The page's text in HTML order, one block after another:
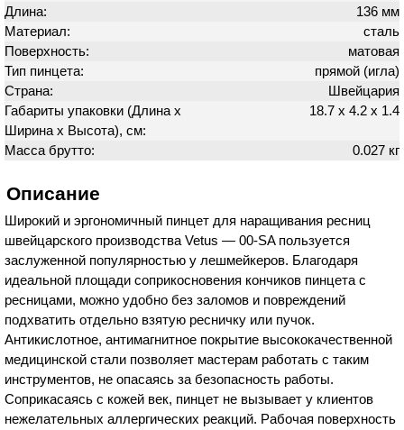
Длина:
136 мм
Материал:
сталь
Поверхность:
матовая
Тип пинцета:
прямой (игла)
Страна:
Швейцария
Габариты упаковки (Длина х
Ширина х Высота), см:
18.7 х 4.2 х 1.4
Масса брутто: 0.027 кг
Описание
Широкий и эргономичный пинцет для наращивания ресниц
швейцарского производства Vetus — 00-SA пользуется
заслуженной популярностью у лешмейкеров. Благодаря
идеальной площади соприкосновения кончиков пинцета с
ресницами, можно удобно без заломов и повреждений
подхватить отдельно взятую ресничку или пучок.
Антикислотное, антимагнитное покрытие высококачественной
медицинской стали позволяет мастерам работать с таким
инструментов, не опасаясь за безопасность работы.
Соприкасаясь с кожей век, пинцет не вызывает у клиентов
нежелательных аллергических реакций. Рабочая поверхность